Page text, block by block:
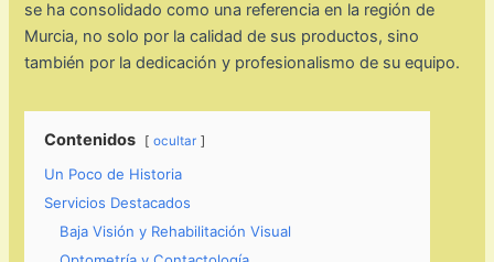
se ha consolidado como una referencia en la región de
Murcia, no solo por la calidad de sus productos, sino
también por la dedicación y profesionalismo de su equipo.​
Contenidos ocultar
Un Poco de Historia
Servicios Destacados
Baja Visión y Rehabilitación Visual